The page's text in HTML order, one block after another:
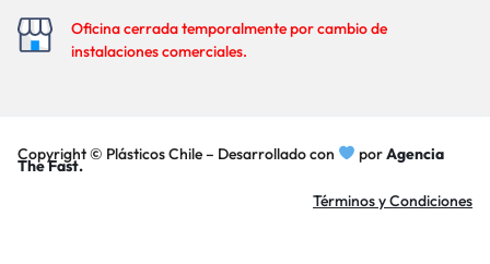
Oficina cerrada temporalmente por cambio de
instalaciones comerciales.
Copyright © Plásticos Chile – Desarrollado con porAgencia
The Fast.
Términos y Condiciones